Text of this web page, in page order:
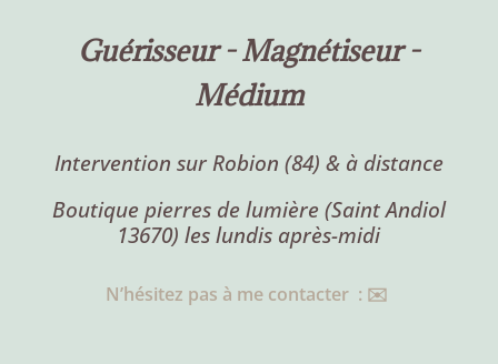
Guérisseur -Magnétiseur -
Médium
Intervention sur Robion (84) & à distance
Boutique pierres de lumière (Saint Andiol
13670) les lundis après-midi
N’hésitez pas à me contacter : ✉️